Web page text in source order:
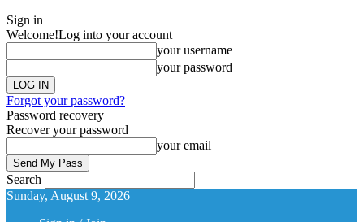
Sign in
Welcome!Log into your account
your username
your password
Forgot your password?
Password recovery
Recover your password
your email
Search
Sunday, August 9, 2026